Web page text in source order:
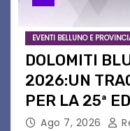
EVENTI BELLUNO E
DOLOMITI
2026:UN
PER LA 25ª
PATRIMONIO
Ago 7, 2026